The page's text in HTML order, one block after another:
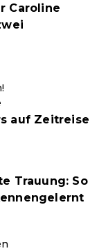
Caroline
auf Zeitreise
Trauung: So